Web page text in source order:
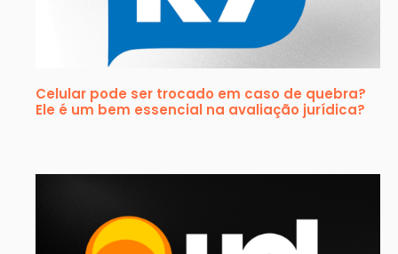
Celular pode ser trocado em caso de quebra?
Ele é um bem essencial na avaliação jurídica?